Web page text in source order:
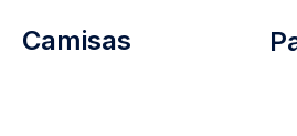
Camisas